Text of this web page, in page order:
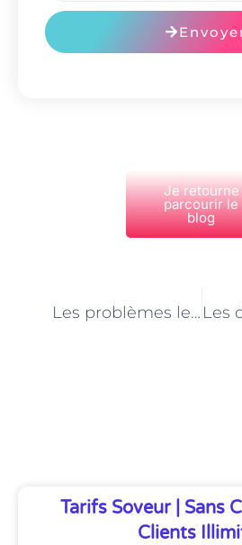
Je retourne
parcourir le
blog
Les problèmes les plus courants lors de la pose de plaques de plâtre à Paris
Tarifs Soveur | Sans
Clients